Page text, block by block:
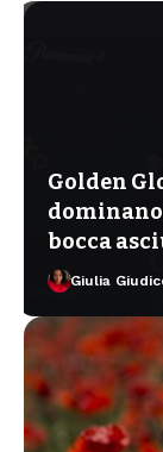
Golden
bocca
Giulia